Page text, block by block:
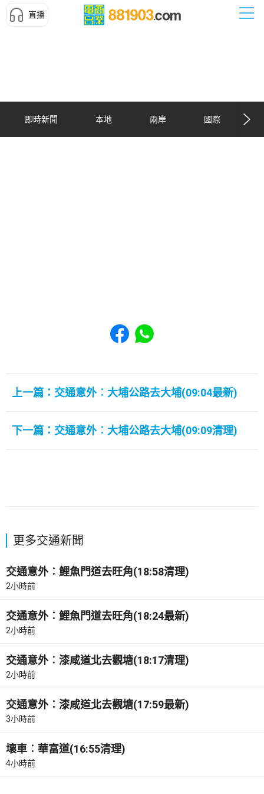
直播
即時新聞 本地 兩岸 國際
Share to Facebook
Share to WhatsApp
上一篇：交通意外︰大埔公路去大埔(09:04最新)
下一篇：交通意外︰大埔公路去大埔(09:09清理)
更多交通新聞
交通意外︰鯉魚門道去旺角(18:58清理)
2小時前
交通意外︰鯉魚門道去旺角(18:24最新)
2小時前
交通意外︰漆咸道北去觀塘(18:17清理)
2小時前
交通意外︰漆咸道北去觀塘(17:59最新)
3小時前
壞車︰華富道(16:55清理)
4小時前